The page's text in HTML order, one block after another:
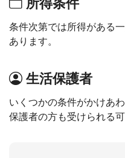
所得条件
条件次第では所得がある
あります。
生活保護者
いくつかの条件がかけあ
保護者の方も受けられる